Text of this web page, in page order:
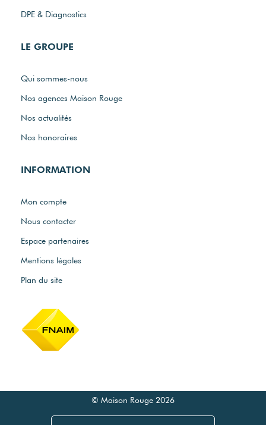
DPE & Diagnostics
LE GROUPE
Qui sommes-nous
Nos agences Maison Rouge
Nos actualités
Nos honoraires
INFORMATION
Mon compte
Nous contacter
Espace partenaires
Mentions légales
Plan du site
© Maison Rouge 2026